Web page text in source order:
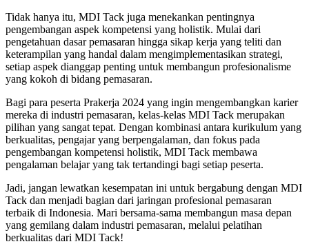
Tidak hanya itu, MDI Tack juga menekankan pentingnya
pengembangan aspek kompetensi yang holistik. Mulai dari
pengetahuan dasar pemasaran hingga sikap kerja yang teliti dan
keterampilan yang handal dalam mengimplementasikan strategi,
setiap aspek dianggap penting untuk membangun profesionalisme
yang kokoh di bidang pemasaran.
Bagi para peserta Prakerja 2024 yang ingin mengembangkan karier
mereka di industri pemasaran, kelas-kelas MDI Tack merupakan
pilihan yang sangat tepat. Dengan kombinasi antara kurikulum yang
berkualitas, pengajar yang berpengalaman, dan fokus pada
pengembangan kompetensi holistik, MDI Tack membawa
pengalaman belajar yang tak tertandingi bagi setiap peserta.
Jadi, jangan lewatkan kesempatan ini untuk bergabung dengan MDI
Tack dan menjadi bagian dari jaringan profesional pemasaran
terbaik di Indonesia. Mari bersama-sama membangun masa depan
yang gemilang dalam industri pemasaran, melalui pelatihan
berkualitas dari MDI Tack!